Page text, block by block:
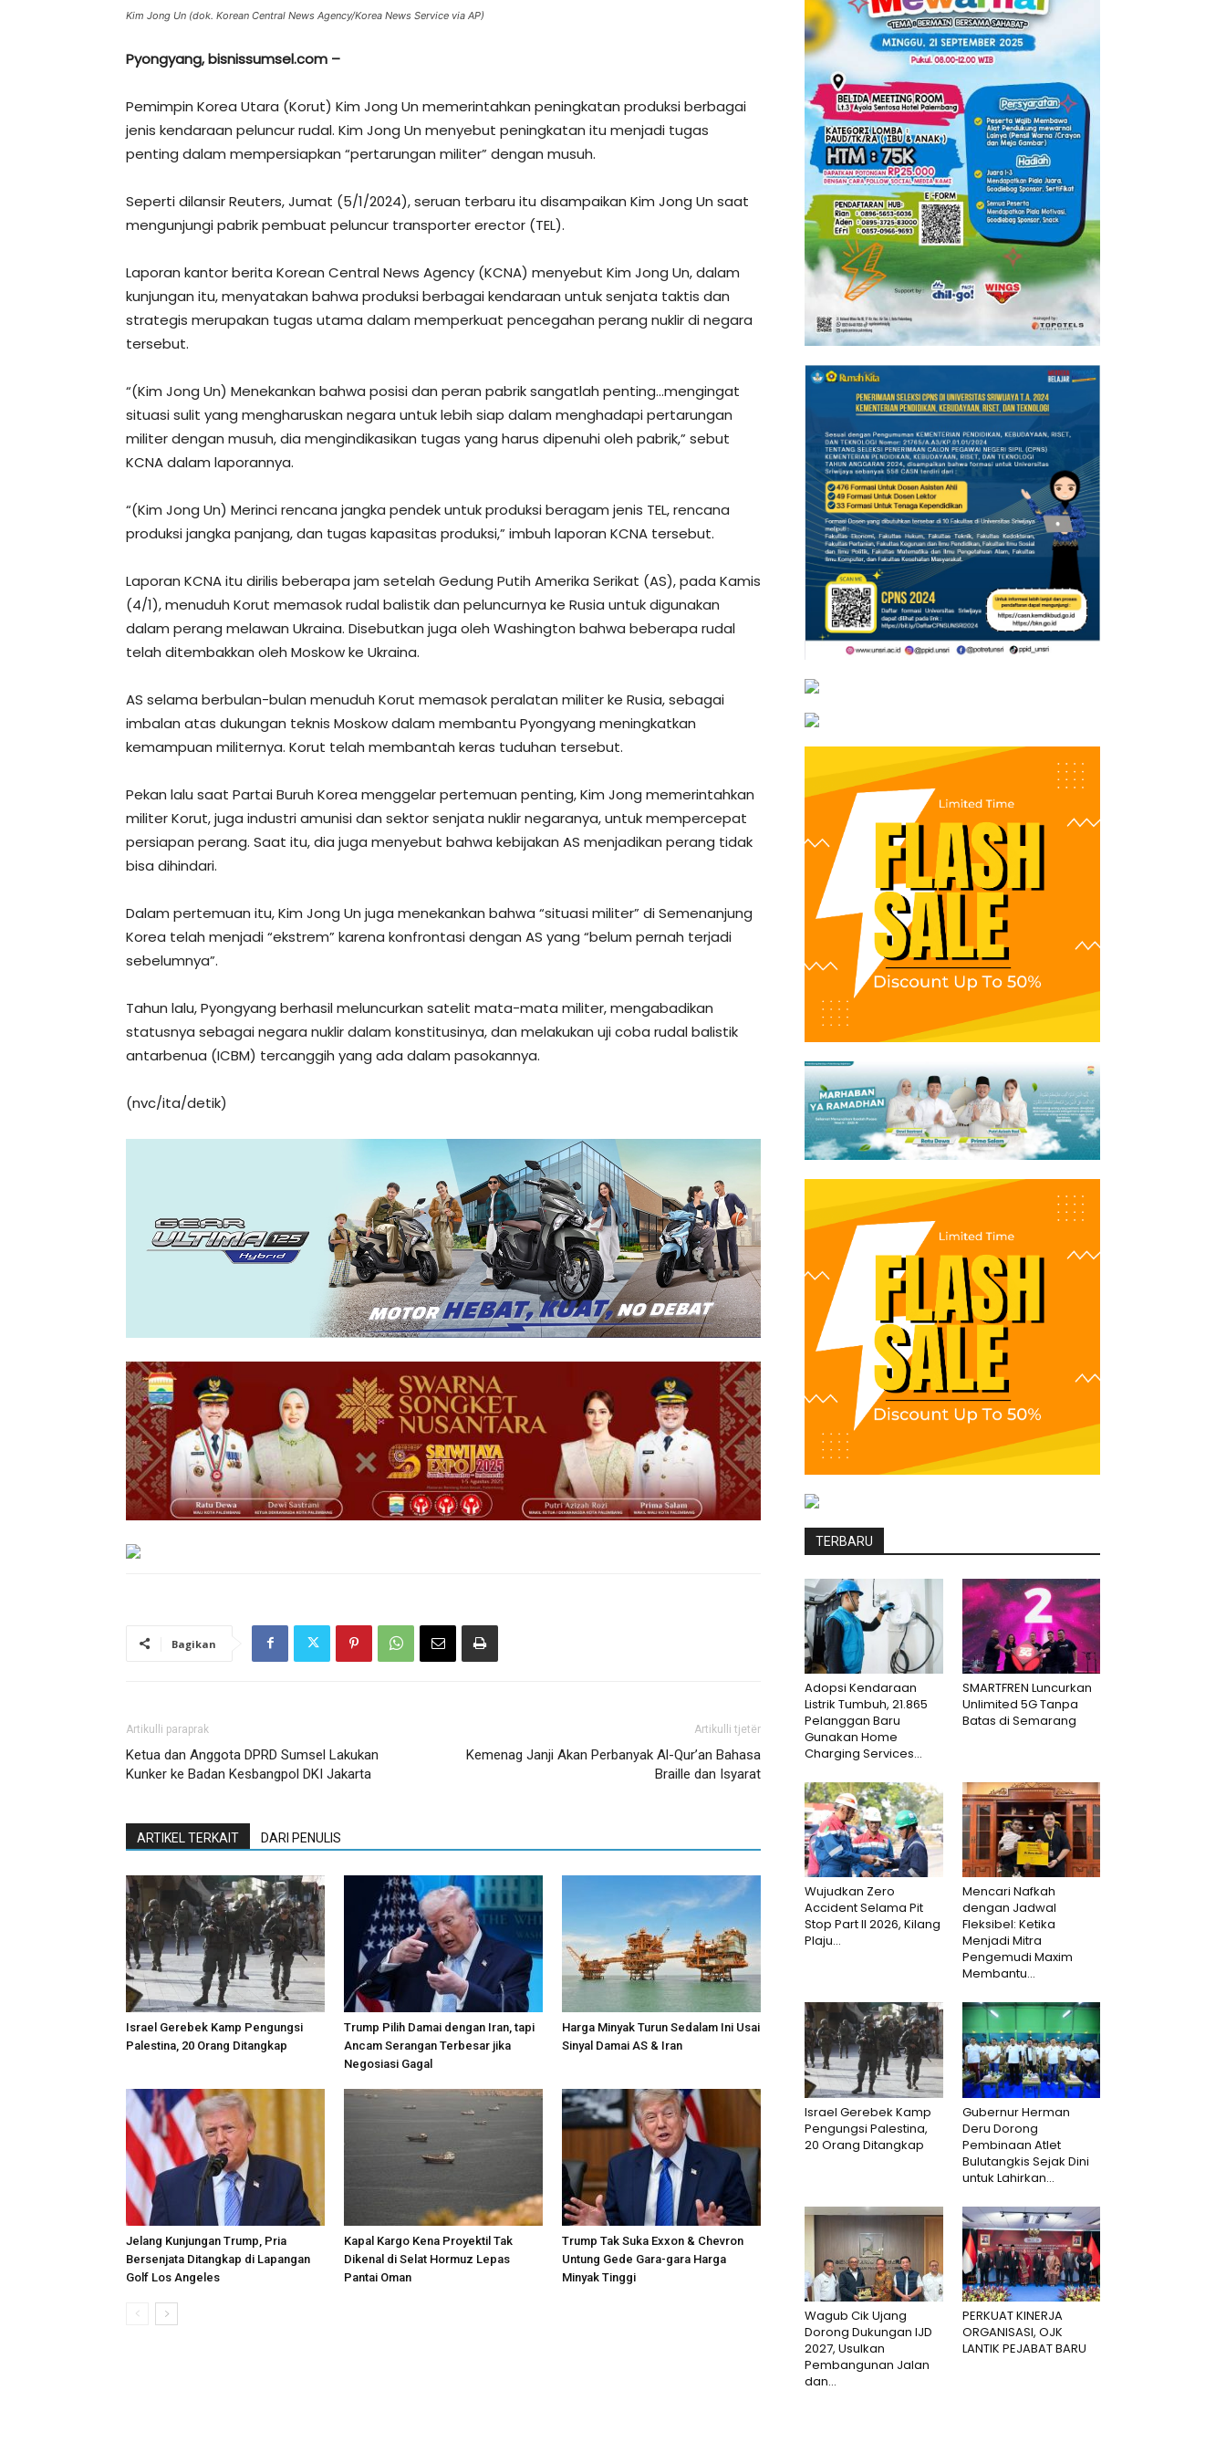
Kim Jong Un (dok. Korean Central News Agency/Korea News Service via AP)
Pyongyang, bisnissumsel.com –
Pemimpin Korea Utara (Korut) Kim Jong Un memerintahkan peningkatan produksi berbagai
jenis kendaraan peluncur rudal. Kim Jong Un menyebut peningkatan itu menjadi tugas
penting dalam mempersiapkan “pertarungan militer” dengan musuh.
Seperti dilansir Reuters, Jumat (5/1/2024), seruan terbaru itu disampaikan Kim Jong Un saat
mengunjungi pabrik pembuat peluncur transporter erector (TEL).
Laporan kantor berita Korean Central News Agency (KCNA) menyebut Kim Jong Un, dalam
kunjungan itu, menyatakan bahwa produksi berbagai kendaraan untuk senjata taktis dan
strategis merupakan tugas utama dalam memperkuat pencegahan perang nuklir di negara
tersebut.
“(Kim Jong Un) Menekankan bahwa posisi dan peran pabrik sangatlah penting…mengingat
situasi sulit yang mengharuskan negara untuk lebih siap dalam menghadapi pertarungan
militer dengan musuh, dia mengindikasikan tugas yang harus dipenuhi oleh pabrik,” sebut
KCNA dalam laporannya.
“(Kim Jong Un) Merinci rencana jangka pendek untuk produksi beragam jenis TEL, rencana
produksi jangka panjang, dan tugas kapasitas produksi,” imbuh laporan KCNA tersebut.
Laporan KCNA itu dirilis beberapa jam setelah Gedung Putih Amerika Serikat (AS), pada Kamis
(4/1), menuduh Korut memasok rudal balistik dan peluncurnya ke Rusia untuk digunakan
dalam perang melawan Ukraina. Disebutkan juga oleh Washington bahwa beberapa rudal
telah ditembakkan oleh Moskow ke Ukraina.
AS selama berbulan-bulan menuduh Korut memasok peralatan militer ke Rusia, sebagai
imbalan atas dukungan teknis Moskow dalam membantu Pyongyang meningkatkan
kemampuan militernya. Korut telah membantah keras tuduhan tersebut.
Pekan lalu saat Partai Buruh Korea menggelar pertemuan penting, Kim Jong memerintahkan
militer Korut, juga industri amunisi dan sektor senjata nuklir negaranya, untuk mempercepat
persiapan perang. Saat itu, dia juga menyebut bahwa kebijakan AS menjadikan perang tidak
bisa dihindari.
Dalam pertemuan itu, Kim Jong Un juga menekankan bahwa “situasi militer” di Semenanjung
Korea telah menjadi “ekstrem” karena konfrontasi dengan AS yang “belum pernah terjadi
sebelumnya”.
Tahun lalu, Pyongyang berhasil meluncurkan satelit mata-mata militer, mengabadikan
statusnya sebagai negara nuklir dalam konstitusinya, dan melakukan uji coba rudal balistik
antarbenua (ICBM) tercanggih yang ada dalam pasokannya.
(nvc/ita/detik)
Bagikan
Artikulli paraprak
Ketua dan Anggota DPRD Sumsel Lakukan
Kunker ke Badan Kesbangpol DKI Jakarta
Artikulli tjetër
Kemenag Janji Akan Perbanyak Al-Qur’an Bahasa
Braille dan Isyarat
ARTIKEL TERKAIT DARI PENULIS
Israel Gerebek Kamp Pengungsi
Palestina, 20 Orang Ditangkap
Trump Pilih Damai dengan Iran, tapi
Ancam Serangan Terbesar jika
Negosiasi Gagal
Harga Minyak Turun Sedalam Ini Usai
Sinyal Damai AS & Iran
Jelang Kunjungan Trump, Pria
Bersenjata Ditangkap di Lapangan
Golf Los Angeles
Kapal Kargo Kena Proyektil Tak
Dikenal di Selat Hormuz Lepas
Pantai Oman
Trump Tak Suka Exxon & Chevron
Untung Gede Gara-gara Harga
Minyak Tinggi
TERBARU
Adopsi Kendaraan
Listrik Tumbuh, 21.865
Pelanggan Baru
Gunakan Home
Charging Services...
SMARTFREN Luncurkan
Unlimited 5G Tanpa
Batas di Semarang
Wujudkan Zero
Accident Selama Pit
Stop Part II 2026, Kilang
Plaju...
Mencari Nafkah
dengan Jadwal
Fleksibel: Ketika
Menjadi Mitra
Pengemudi Maxim
Membantu...
Israel Gerebek Kamp
Pengungsi Palestina,
20 Orang Ditangkap
Gubernur Herman
Deru Dorong
Pembinaan Atlet
Bulutangkis Sejak Dini
untuk Lahirkan...
Wagub Cik Ujang
Dorong Dukungan IJD
2027, Usulkan
Pembangunan Jalan
dan...
PERKUAT KINERJA
ORGANISASI, OJK
LANTIK PEJABAT BARU